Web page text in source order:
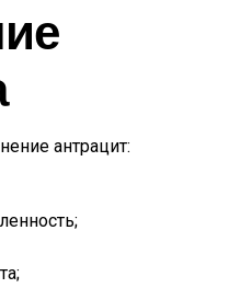
антрацит: